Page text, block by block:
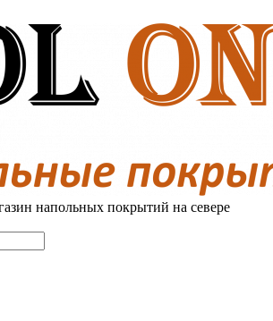
напольных покрытий на севере